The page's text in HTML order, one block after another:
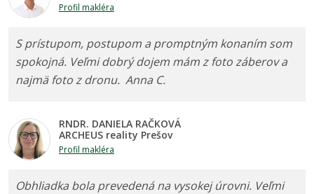
Profil makléra
S prístupom, postupom a promptným konaním som
spokojná. Veľmi dobrý dojem mám z foto záberov a
najmä foto z dronu. Anna C.
RNDR. DANIELA RAČKOVÁ
ARCHEUS reality Prešov
Profil makléra
Obhliadka bola prevedená na vysokej úrovni. Veľmi